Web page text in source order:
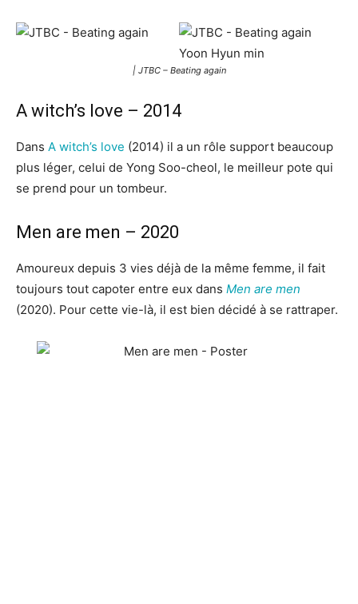
| JTBC – Beating again
A witch’s love – 2014
Dans A witch’s love (2014) il a un rôle support beaucoup
plus léger, celui de Yong Soo-cheol, le meilleur pote qui
se prend pour un tombeur.
Men are men – 2020
Amoureux depuis 3 vies déjà de la même femme, il fait
toujours tout capoter entre eux dans Men are men
(2020). Pour cette vie-là, il est bien décidé à se rattraper.